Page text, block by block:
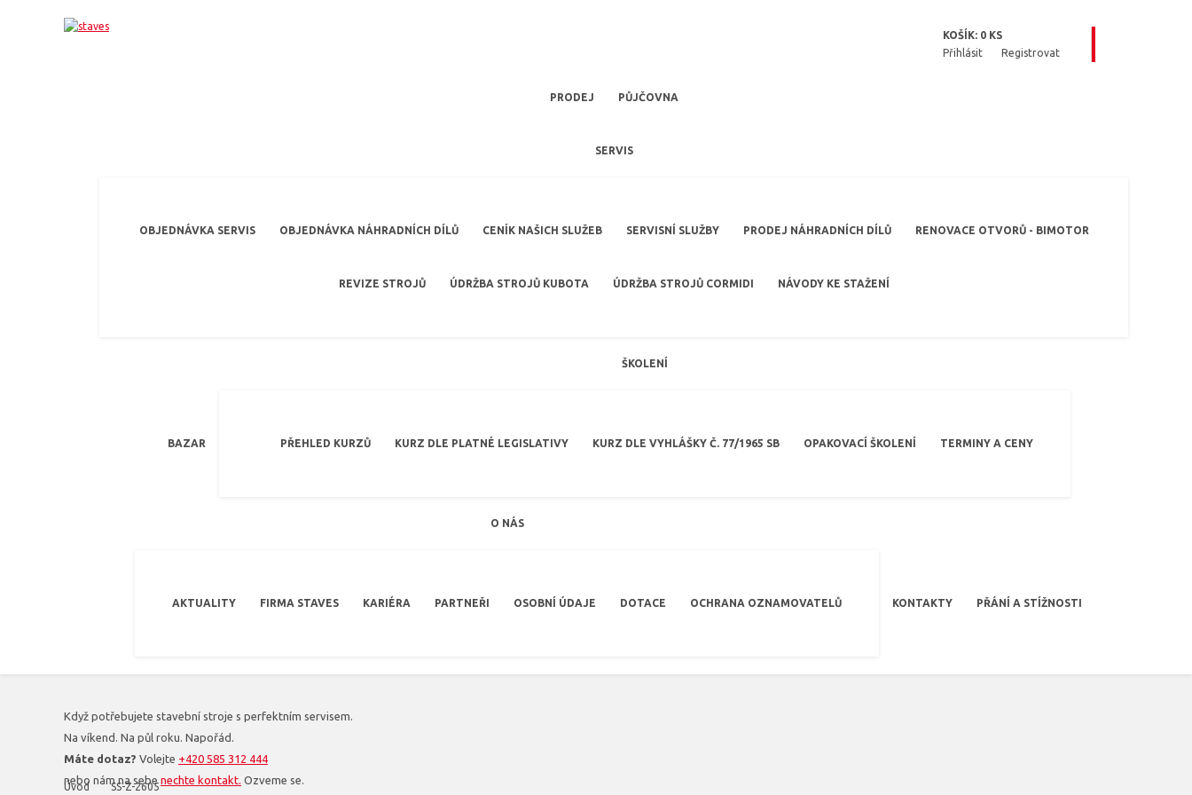
KOŠÍK: 0 KS
Přihlásit
Registrovat
PRODEJ PŮJČOVNA
SERVIS
OBJEDNÁVKA SERVIS OBJEDNÁVKA NÁHRADNÍCH DÍLŮ CENÍK NAŠICH SLUŽEB SERVISNÍ SLUŽBY PRODEJ NÁHRADNÍCH DÍLŮ RENOVACE OTVORŮ - BIMOTOR
REVIZE STROJŮ ÚDRŽBA STROJŮ KUBOTA ÚDRŽBA STROJŮ CORMIDI NÁVODY KE STAŽENÍ
BAZAR
ŠKOLENÍ
PŘEHLED KURZŮ KURZ DLE PLATNÉ LEGISLATIVY KURZ DLE VYHLÁŠKY Č. 77/1965 SB OPAKOVACÍ ŠKOLENÍ TERMINY A CENY
O NÁS
AKTUALITY FIRMA STAVES KARIÉRA PARTNEŘI OSOBNÍ ÚDAJE DOTACE OCHRANA OZNAMOVATELŮ KONTAKTY PŘÁNÍ A STÍŽNOSTI
Když potřebujete stavební stroje s perfektním servisem.
Na víkend. Na půl roku. Napořád.
Máte dotaz? Volejte +420 585 312 444
nebo nám na sebenechte kontakt. Ozveme se.
Úvod SS-Z-2605